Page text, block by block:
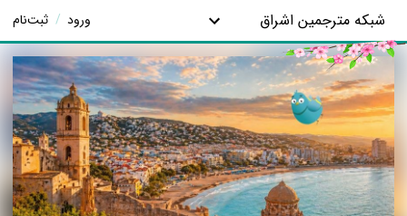
شبکه مترجمین اشراق ورود / ثبت‌نام